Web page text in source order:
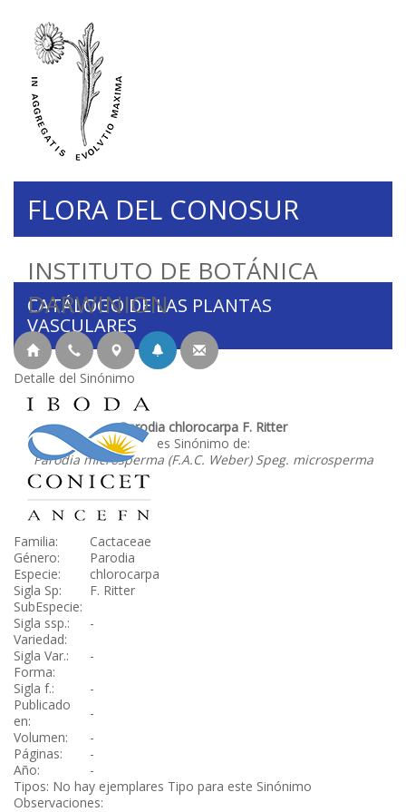
INSTITUTO DE BOTÁNICA
DARWINION
FLORA DEL CONOSUR
CATÁLOGO DE LAS PLANTAS
VASCULARES
Detalle del Sinónimo
Parodia chlorocarpa F. Ritter
es Sinónimo de:
Parodia microsperma (F.A.C. Weber) Speg. microsperma
Familia:
Cactaceae
Género:
Parodia
Especie:
chlorocarpa
Sigla Sp:
F. Ritter
SubEspecie:
Sigla ssp.:
-
Variedad:
Sigla Var.:
-
Forma:
Sigla f.:
-
Publicado
en:
-
Volumen:
-
Páginas:
-
Año:
-
Tipos: No hay ejemplares Tipo para este Sinónimo
Observaciones: